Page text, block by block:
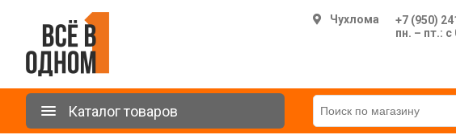
Чухлома
+7 (950)
пн. – пт.:
Каталог товаров